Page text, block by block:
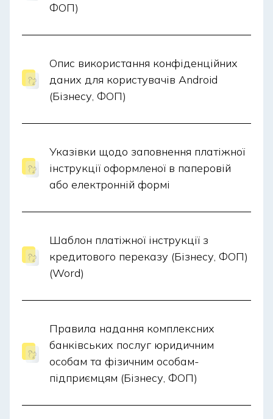
ФОП)
Опис використання конфіденційних
даних для користувачів Android
(Бізнесу, ФОП)
Указівки щодо заповнення платіжної
інструкції оформленої в паперовій
або електронній формі
Шаблон платіжної інструкції з
кредитового переказу (Бізнесу, ФОП)
(Word)
Правила надання комплексних
банківських послуг юридичним
особам та фізичним особам-
підприємцям (Бізнесу, ФОП)